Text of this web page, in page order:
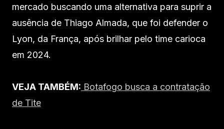
mercado buscando uma alternativa para suprir a
ausência de Thiago Almada, que foi defender o
Lyon, da França, após brilhar pelo time carioca
em 2024.
VEJA TAMBÉM: Botafogo busca a contratação
de Tite